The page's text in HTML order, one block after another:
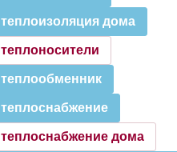
теплоизоляция дома
теплоносители
теплообменник
теплоснабжение
теплоснабжение дома